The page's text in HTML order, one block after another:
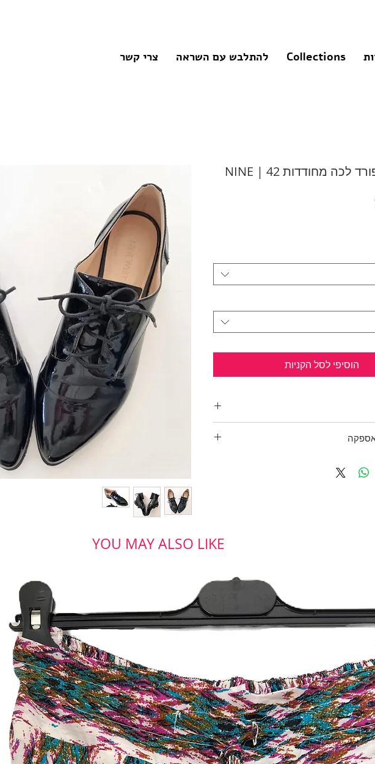
Collections להתלבש עם השראה צרי קשר
נעלי אוקספורד לכה מחודדות 42 | NINE
הוסיפי לסל הקניות
שרוכים וחרטום מחודדאספקה
והחזרות
YOU MAY ALSO LIKE